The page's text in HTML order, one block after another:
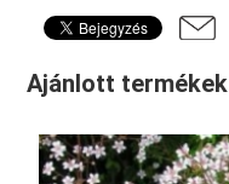
Ajánlott termékek